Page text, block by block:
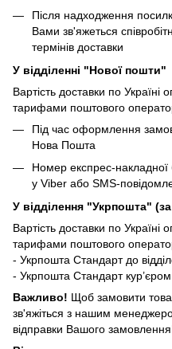
Після надходження
Вами зв'яжеться
термінів доставки
У відділенні "Нової пошти"
Вартість доставки по Україні
тарифами поштового
Під час оформлення
Нова Пошта
Номер експрес-
у Viber або SMS-
У відділення "Укрпошта"
Вартість доставки по Україні
тарифами поштового
- Укрпошта Стандарт до
- Укрпошта Стандарт кур’єром
Важливо! Щоб замовити
зв'яжіться з нашим
відправки Вашого